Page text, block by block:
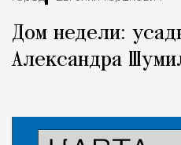
Дом недели:
Александра